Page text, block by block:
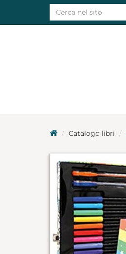
Catalogo libri